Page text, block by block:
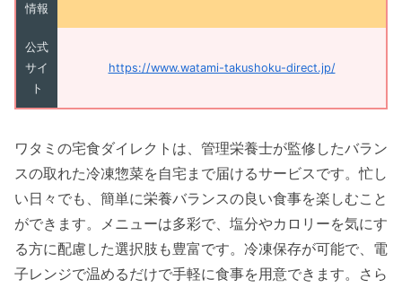
情報
公式
サイ
ト
https://www.watami-takushoku-direct.jp/
ワタミの宅食ダイレクトは、管理栄養士が監修したバラン
スの取れた冷凍惣菜を自宅まで届けるサービスです。忙し
い日々でも、簡単に栄養バランスの良い食事を楽しむこと
ができます。メニューは多彩で、塩分やカロリーを気にす
る方に配慮した選択肢も豊富です。冷凍保存が可能で、電
子レンジで温めるだけで手軽に食事を用意できます。さら